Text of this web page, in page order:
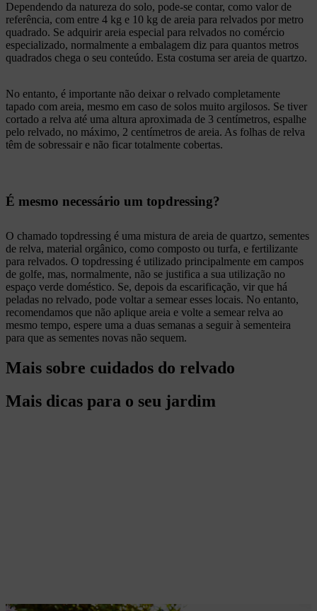
Dependendo da natureza do solo, pode-se contar, como valor de
referência, com entre 4 kg e 10 kg de areia para relvados por metro
quadrado. Se adquirir areia especial para relvados no comércio
especializado, normalmente a embalagem diz para quantos metros
quadrados chega o seu conteúdo. Esta costuma ser areia de quartzo.
No entanto, é importante não deixar o relvado completamente
tapado com areia, mesmo em caso de solos muito argilosos. Se tiver
cortado a relva até uma altura aproximada de 3 centímetros, espalhe
pelo relvado, no máximo, 2 centímetros de areia. As folhas de relva
têm de sobressair e não ficar totalmente cobertas.
É mesmo necessário um topdressing?
O chamado topdressing é uma mistura de areia de quartzo, sementes
de relva, material orgânico, como composto ou turfa, e fertilizante
para relvados. O topdressing é utilizado principalmente em campos
de golfe, mas, normalmente, não se justifica a sua utilização no
espaço verde doméstico. Se, depois da escarificação, vir que há
peladas no relvado, pode voltar a semear esses locais. No entanto,
recomendamos que não aplique areia e volte a semear relva ao
mesmo tempo, espere uma a duas semanas a seguir à sementeira
para que as sementes novas não sequem.
Mais sobre cuidados do relvado
Mais dicas para o seu jardim